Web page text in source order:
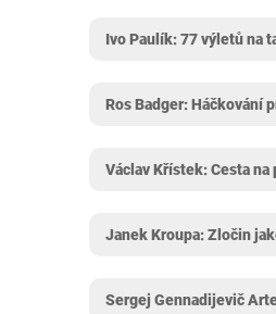
Ivo Paulík: 77 výletů na
Ros Badger: Háčkování
Václav Křístek: Cesta
Janek Kroupa: Zločin
Sergej Gennadijevič